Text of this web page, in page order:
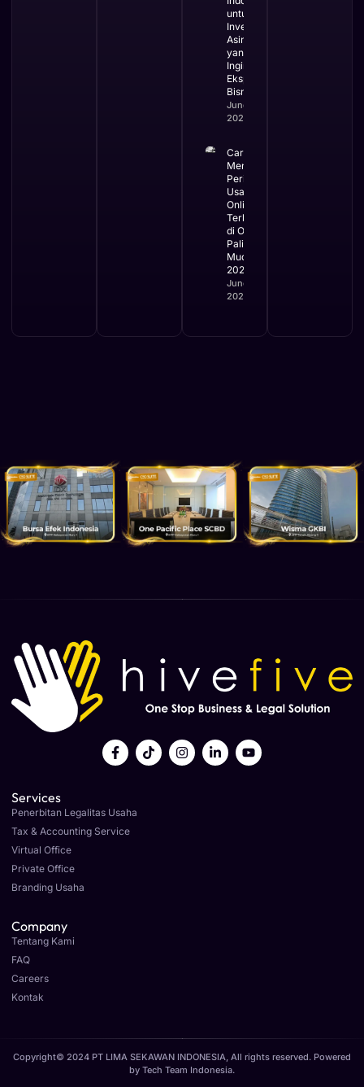
untuk
Investor
Asing
yang
Ingin
Ekspansi
Bisnis
June 3,
2026
Cara
Mengurus
Perizinan
Usaha
Online
Terbaru
di OSS
Paling
Mudah
2026
June 2,
2026
Services
Penerbitan Legalitas Usaha
Tax & Accounting Service
Virtual Office
Private Office
Branding Usaha
Company
Tentang Kami
FAQ
Careers
Kontak
Copyright© 2024 PT LIMA SEKAWAN INDONESIA, All rights reserved. Powered
by Tech Team Indonesia.